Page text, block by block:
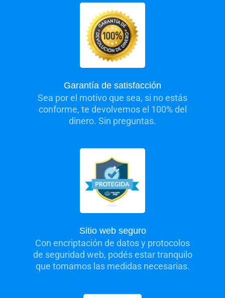
Garantía de satisfacción
Sea por el motivo que sea, si no estás
conforme, te devolvemos el 100% del
dinero. Sin preguntas.
Sitio web seguro
Con encriptación de datos y protocolos
de seguridad web, podés estar tranquilo
que tomamos las medidas necesarias.